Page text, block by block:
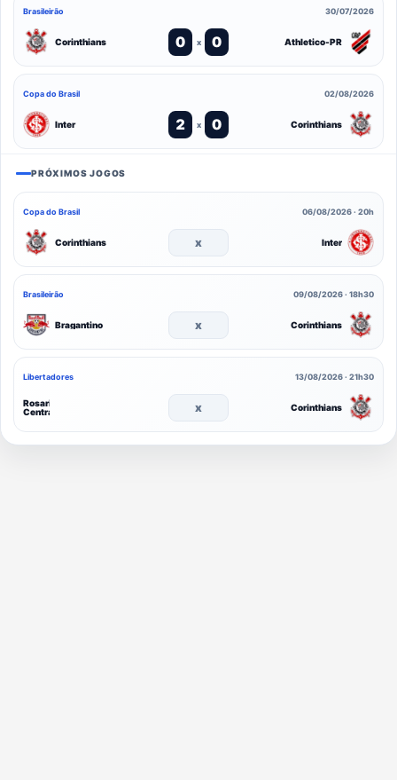
Brasileirão 30/07/2026
Corinthians 0 x 0 Athletico-PR
Copa do Brasil 02/08/2026
Inter 2 x 0 Corinthians
PRÓXIMOS JOGOS
Copa do Brasil 06/08/2026 · 20h
Corinthians x Inter
Brasileirão 09/08/2026 · 18h30
Bragantino x Corinthians
Libertadores 13/08/2026 · 21h30
Rosario
Central
x Corinthians